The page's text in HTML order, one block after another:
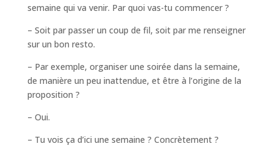
semaine qui va venir. Par quoi vas-tu commencer ?
– Soit par passer un coup de fil, soit par me renseigner
sur un bon resto.
– Par exemple, organiser une soirée dans la semaine,
de manière un peu inattendue, et être à l’origine de la
proposition ?
– Oui.
– Tu vois ça d’ici une semaine ? Concrètement ?